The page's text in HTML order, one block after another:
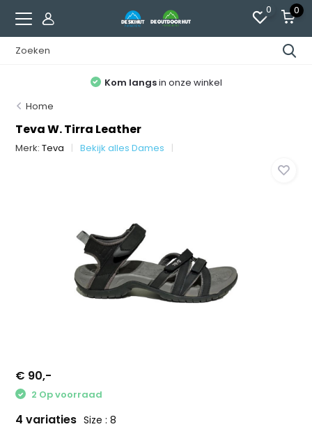
0 0
Kom langsin onze winkel
Home
Teva W. Tirra Leather
Merk:Teva Bekijk alles Dames
€ 90,-
2 Op voorraad
4 variaties Size : 8